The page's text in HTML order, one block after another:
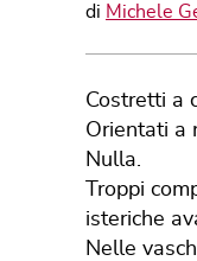
di Michele
Costretti a
Orientati a
Nulla.
Troppi
isteriche
Nelle